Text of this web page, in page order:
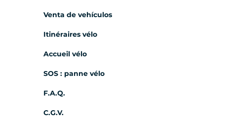
Venta de vehículos
Itinéraires vélo
Accueil vélo
SOS : panne vélo
F.A.Q.
C.G.V.